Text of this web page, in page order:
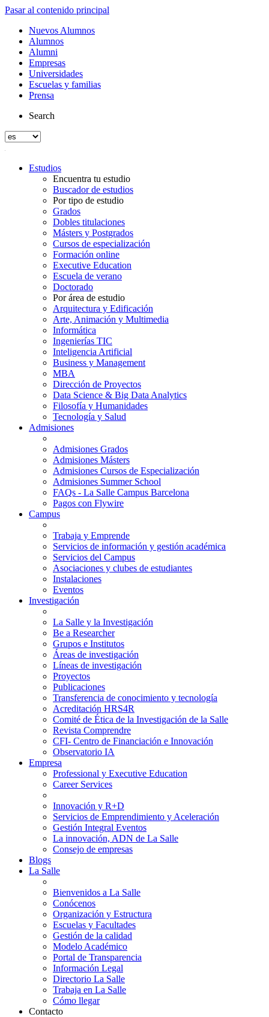
Pasar al contenido principal
Nuevos Alumnos
Alumnos
Alumni
Empresas
Universidades
Escuelas y familias
Prensa
Search
Estudios
Encuentra tu estudio
Buscador de estudios
Por tipo de estudio
Grados
Dobles titulaciones
Másters y Postgrados
Cursos de especialización
Formación online
Executive Education
Escuela de verano
Doctorado
Por área de estudio
Arquitectura y Edificación
Arte, Animación y Multimedia
Informática
Ingenierías TIC
Inteligencia Artificial
Business y Management
MBA
Dirección de Proyectos
Data Science & Big Data Analytics
Filosofía y Humanidades
Tecnología y Salud
Admisiones
Admisiones Grados
Admisiones Másters
Admisiones Cursos de Especialización
Admisiones Summer School
FAQs - La Salle Campus Barcelona
Pagos con Flywire
Campus
Trabaja y Emprende
Servicios de información y gestión académica
Servicios del Campus
Asociaciones y clubes de estudiantes
Instalaciones
Eventos
Investigación
La Salle y la Investigación
Be a Researcher
Grupos e Institutos
Áreas de investigación
Líneas de investigación
Proyectos
Publicaciones
Transferencia de conocimiento y tecnología
Acreditación HRS4R
Comité de Ética de la Investigación de la Salle
Revista Comprendre
CFI- Centro de Financiación e Innovación
Observatorio IA
Empresa
Professional y Executive Education
Career Services
Innovación y R+D
Servicios de Emprendimiento y Aceleración
Gestión Integral Eventos
La innovación, ADN de La Salle
Consejo de empresas
Blogs
La Salle
Bienvenidos a La Salle
Conócenos
Organización y Estructura
Escuelas y Facultades
Gestión de la calidad
Modelo Académico
Portal de Transparencia
Información Legal
Directorio La Salle
Trabaja en La Salle
Cómo llegar
Contacto